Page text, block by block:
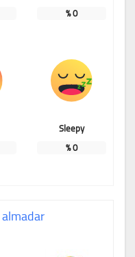
0
%
Sleepy
0
%
almadar